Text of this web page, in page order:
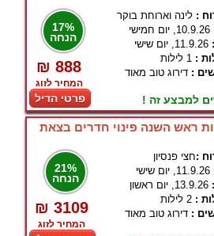
17%
הנחה
₪ 888
המחיר לזוג
פרטי הדיל
: לינה וארוחת בוקר
10.9.26, יום חמישי
11.9.26, יום שישי
: 1 לילות
: דירוג טוב מאוד
ירושלים 2 לילות ראש השנה פינוי חדרים בצאת
21%
הנחה
₪ 3109
המחיר לזוג
:חצי פנסיון
11.9.26, יום שישי
13.9.26, יום ראשון
: 2 לילות
: דירוג טוב מאוד